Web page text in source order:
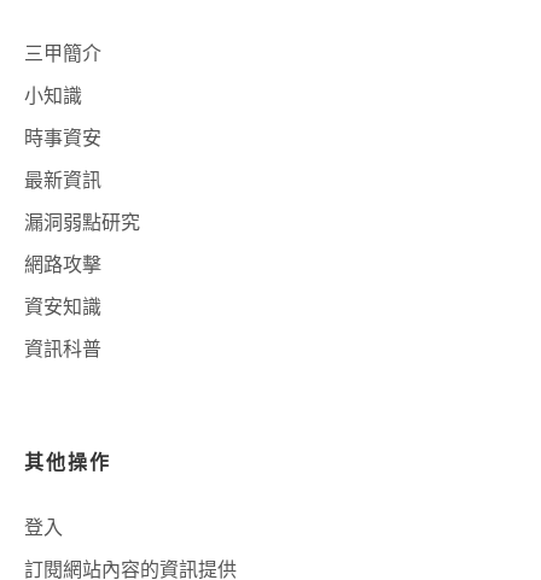
三甲簡介
小知識
時事資安
最新資訊
漏洞弱點研究
網路攻擊
資安知識
資訊科普
其他操作
登入
訂閱網站內容的資訊提供